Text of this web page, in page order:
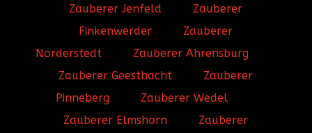
Zauberer Jenfeld
Zauberer
Finkenwerder
Zauberer
Norderstedt
Zauberer Ahrensburg
Zauberer Geesthacht
Zauberer
Pinneberg
Zauberer Wedel
Zauberer Elmshorn
Zauberer